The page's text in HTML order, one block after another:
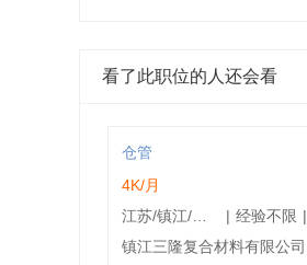
看了此职位的人还会看
仓管
4K/月
| 经验不限 |
镇江三隆复合材料有限公司